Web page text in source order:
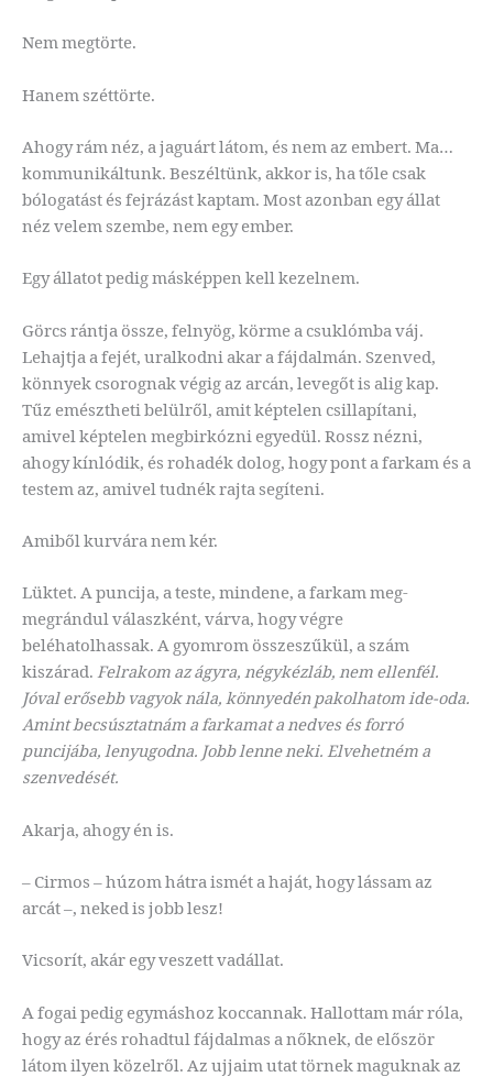
Nem megtörte.
Hanem széttörte.
Ahogy rám néz, a jaguárt látom, és nem az embert. Ma…
kommunikáltunk. Beszéltünk, akkor is, ha tőle csak
bólogatást és fejrázást kaptam. Most azonban egy állat
néz velem szembe, nem egy ember.
Egy állatot pedig másképpen kell kezelnem.
Görcs rántja össze, felnyög, körme a csuklómba váj.
Lehajtja a fejét, uralkodni akar a fájdalmán. Szenved,
könnyek csorognak végig az arcán, levegőt is alig kap.
Tűz emésztheti belülről, amit képtelen csillapítani,
amivel képtelen megbirkózni egyedül. Rossz nézni,
ahogy kínlódik, és rohadék dolog, hogy pont a farkam és a
testem az, amivel tudnék rajta segíteni.
Amiből kurvára nem kér.
Lüktet. A puncija, a teste, mindene, a farkam meg-
megrándul válaszként, várva, hogy végre
beléhatolhassak. A gyomrom összeszűkül, a szám
kiszárad. Felrakom az ágyra, négykézláb, nem ellenfél.
Jóval erősebb vagyok nála, könnyedén pakolhatom ide-oda.
Amint becsúsztatnám a farkamat a nedves és forró
puncijába, lenyugodna. Jobb lenne neki. Elvehetném a
szenvedését.
Akarja, ahogy én is.
– Cirmos – húzom hátra ismét a haját, hogy lássam az
arcát –, neked is jobb lesz!
Vicsorít, akár egy veszett vadállat.
A fogai pedig egymáshoz koccannak. Hallottam már róla,
hogy az érés rohadtul fájdalmas a nőknek, de először
látom ilyen közelről. Az ujjaim utat törnek maguknak az